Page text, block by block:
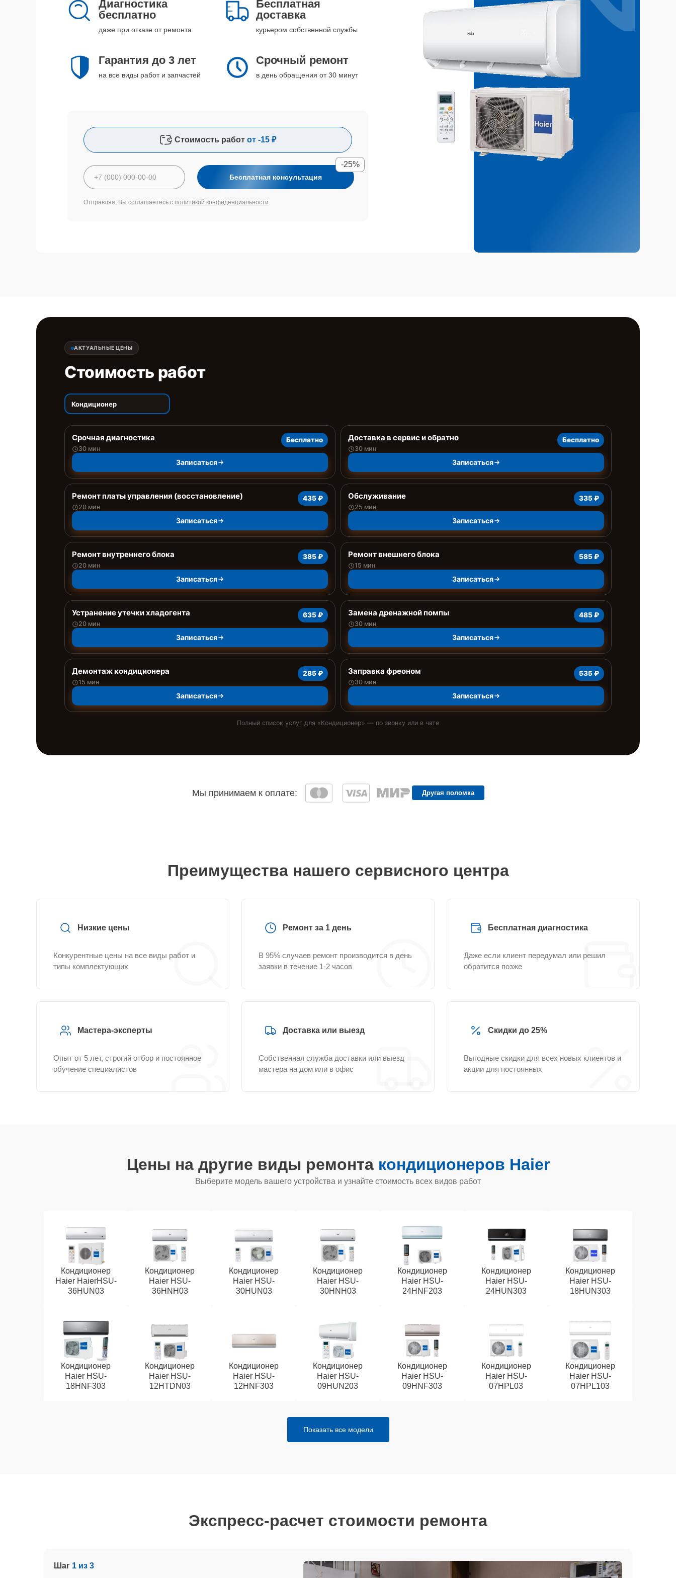
Диагностика
бесплатно
даже при отказе от ремонта
Бесплатная
доставка
курьером собственной службы
Гарантия до 3 лет
на все виды работ и запчастей
Срочный ремонт
в день обращения от 30 минут
Стоимость работ от -15 ₽
Бесплатная консультация
-25%
Отправляя, Вы соглашаетесь с политикой конфиденциальности
АКТУАЛЬНЫЕ ЦЕНЫ
Стоимость работ
Кондиционер
Срочная диагностика
30 мин
Бесплатно
Записаться
Доставка в сервис и обратно
30 мин
Бесплатно
Записаться
Ремонт платы управления (восстановление)
20 мин
435 ₽
Записаться
Обслуживание
25 мин
335 ₽
Записаться
Ремонт внутреннего блока
20 мин
385 ₽
Записаться
Ремонт внешнего блока
15 мин
585 ₽
Записаться
Устранение утечки хладогента
20 мин
635 ₽
Записаться
Замена дренажной помпы
30 мин
485 ₽
Записаться
Демонтаж кондиционера
15 мин
285 ₽
Записаться
Заправка фреоном
30 мин
535 ₽
Записаться
Полный список услуг для «Кондиционер» — по звонку или в чате
Мы принимаем к оплате: Другая поломка
Преимущества нашего сервисного центра
Низкие цены
Конкурентные цены на все виды работ и
типы комплектующих
Ремонт за 1 день
В 95% случаев ремонт производится в день
заявки в течение 1-2 часов
Бесплатная диагностика
Даже если клиент передумал или решил
обратится позже
Мастера-эксперты
Опыт от 5 лет, строгий отбор и постоянное
обучение специалистов
Доставка или выезд
Собственная служба доставки или выезд
мастера на дом или в офис
Скидки до 25%
Выгодные скидки для всех новых клиентов и
акции для постоянных
Цены на другие виды ремонта кондиционеров Haier
Выберите модель вашего устройства и узнайте стоимость всех видов работ
Кондиционер
Haier HaierHSU-
36HUN03
Кондиционер
Haier HSU-
36HNH03
Кондиционер
Haier HSU-
30HUN03
Кондиционер
Haier HSU-
30HNH03
Кондиционер
Haier HSU-
24HNF203
Кондиционер
Haier HSU-
24HUN303
Кондиционер
Haier HSU-
18HUN303
Кондиционер
Haier HSU-
18HNF303
Кондиционер
Haier HSU-
12HTDN03
Кондиционер
Haier HSU-
12HNF303
Кондиционер
Haier HSU-
09HUN203
Кондиционер
Haier HSU-
09HNF303
Кондиционер
Haier HSU-
07HPL03
Кондиционер
Haier HSU-
07HPL103
Показать все модели
Экспресс-расчет стоимости ремонта
Шаг 1 из 3